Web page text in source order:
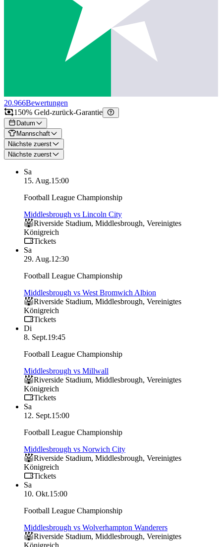
20.966Bewertungen
150% Geld-zurück-Garantie
Datum
Mannschaft
Nächste zuerst
Nächste zuerst
Sa
15. Aug.15:00
Football League Championship
Middlesbrough vs Lincoln City
Riverside Stadium, Middlesbrough, Vereinigtes
Königreich
Tickets
Sa
29. Aug.12:30
Football League Championship
Middlesbrough vs West Bromwich Albion
Riverside Stadium, Middlesbrough, Vereinigtes
Königreich
Tickets
Di
8. Sept.19:45
Football League Championship
Middlesbrough vs Millwall
Riverside Stadium, Middlesbrough, Vereinigtes
Königreich
Tickets
Sa
12. Sept.15:00
Football League Championship
Middlesbrough vs Norwich City
Riverside Stadium, Middlesbrough, Vereinigtes
Königreich
Tickets
Sa
10. Okt.15:00
Football League Championship
Middlesbrough vs Wolverhampton Wanderers
Riverside Stadium, Middlesbrough, Vereinigtes
Königreich